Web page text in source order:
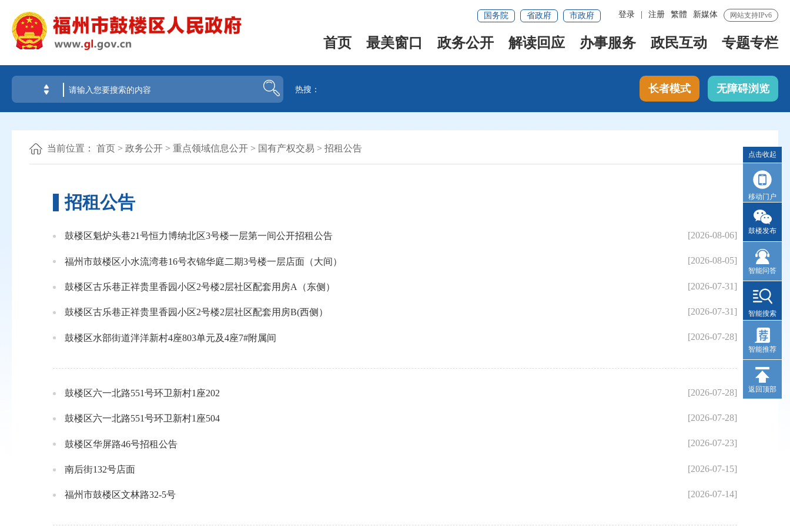
网站支持IPv6
新媒体
繁體
登录 注册
国务院 省政府 市政府
首页 最美窗口 政务公开 解读回应 办事服务 政民互动 专题专栏
热搜： 长者模式 无障碍浏览
当前位置： 首页 > 政务公开 > 重点领域信息公开 > 国有产权交易 > 招租公告
招租公告
[2026-08-06]
鼓楼区魁炉头巷21号恒力博纳北区3号楼一层第一间公开招租公告
[2026-08-05]
福州市鼓楼区小水流湾巷16号衣锦华庭二期3号楼一层店面（大间）
[2026-07-31]
鼓楼区古乐巷正祥贵里香园小区2号楼2层社区配套用房A（东侧）
[2026-07-31]
鼓楼区古乐巷正祥贵里香园小区2号楼2层社区配套用房B(西侧）
[2026-07-28]
鼓楼区水部街道泮洋新村4座803单元及4座7#附属间
[2026-07-28]
鼓楼区六一北路551号环卫新村1座202
[2026-07-28]
鼓楼区六一北路551号环卫新村1座504
[2026-07-23]
鼓楼区华屏路46号招租公告
[2026-07-15]
南后街132号店面
[2026-07-14]
福州市鼓楼区文林路32-5号
点击收起
移动门户
鼓楼发布
智能问答
智能搜索
智能推荐
返回顶部